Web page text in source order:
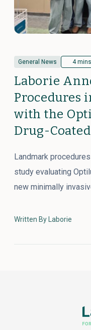
General News 4 mins
Laborie
Procedures
with the
Drug-
Landmark
study evaluating
new minimally
Written By Laborie